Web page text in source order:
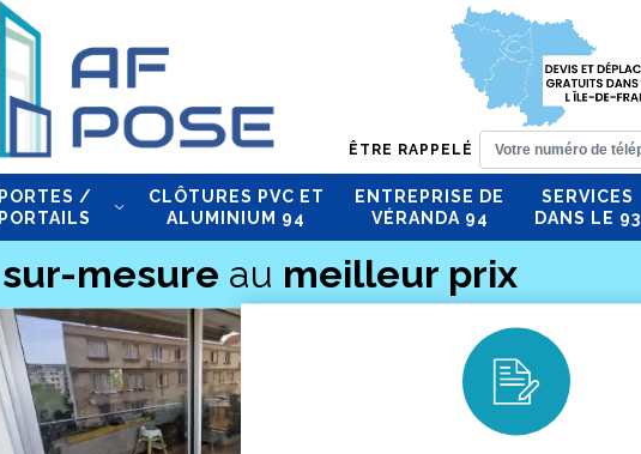
ÊTRE RAPPELÉ
PORTES /
PORTAILS
CLÔTURES PVC ET
ALUMINIUM 94
ENTREPRISE DE
VÉRANDA 94
SERVICES
DANS LE 93
sur-mesure au meilleur prix